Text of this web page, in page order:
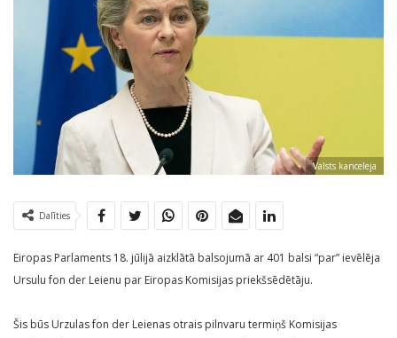
Valsts kanceleja
Dalīties
Eiropas Parlaments 18. jūlijā aizklātā balsojumā ar 401 balsi “par” ievēlēja
Ursulu fon der Leienu par Eiropas Komisijas priekšsēdētāju.
Šis būs Urzulas fon der Leienas otrais pilnvaru termiņš Komisijas